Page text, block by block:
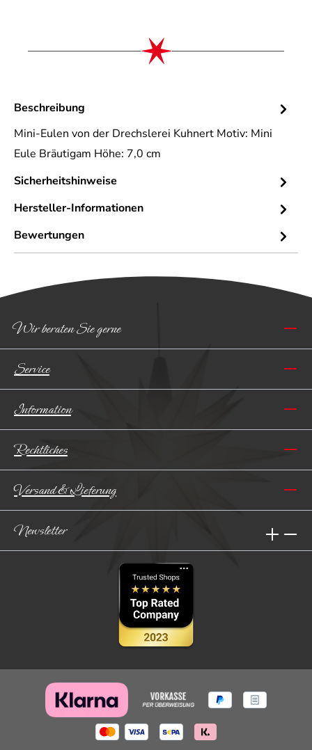
Beschreibung
Mini-Eulen von der Drechslerei Kuhnert Motiv: Mini
Eule Bräutigam Höhe: 7,0 cm
Sicherheitshinweise
Hersteller-Informationen
Bewertungen
Wir beraten Sie gerne
Service
Information
Rechtliches
Versand & Lieferung
Newsletter